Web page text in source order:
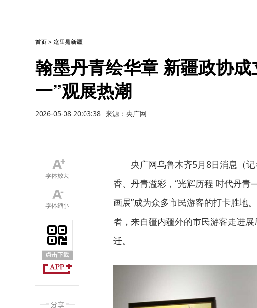
首页>这里是新疆
翰墨丹青绘华章 新疆政协
一”观展热潮
2026-05-08 20:03:38 来源：央广网
央广网乌鲁木齐5月8日消息（
香、丹青溢彩，“光辉历程 时代丹
画展”成为众多市民游客的打卡胜地
者，来自疆内疆外的市民游客走进
迁。